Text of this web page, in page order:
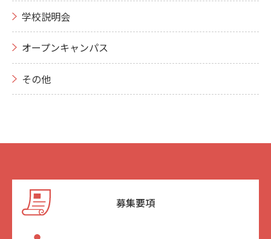
学校説明会
オープンキャンパス
その他
募集要項